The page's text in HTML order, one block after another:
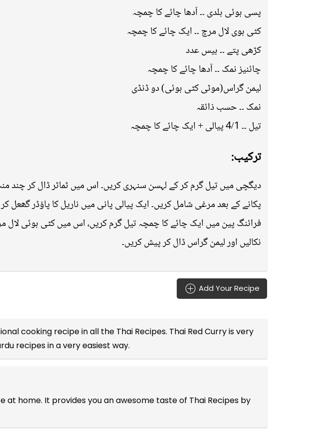
پسی ہوئی ہلدی ۔۔ آدھا چائے کا چمچہ
کٹی ہوی لال مرچ ۔۔ ایک چائے کا چمچہ
کڑھی پتے ۔۔ بیس عدد
چائنیز نمک ۔۔ آدھا چائے کا چمچہ
لیمن گراس(موٹی کٹی ہوئی) دو ڈنڈی
نمک ۔۔ حسب ذائقہ
تیل ۔۔ 4/1 پیالی + ایک چائے کا چمچہ
ترکیب:
دیگچی میں تیل گرم کر کے لہسن سنہری کریں۔ اس میں ٹماٹر ڈال کر چند
پکانے کے بعد مرغی شامل کریں۔ ایک پیالی پانی میں ناریل کا پاؤڈر
فرائنگ پین میں ایک چائے کا چمچہ تیل گرم کریں، اس میں کٹی ہوئی لال
نکالیں اور لیمن گراس ڈال کر پیش کریں۔
Add Your Recipe
cooking recipe in all the Thai Recipes. Thai Red Curry is very
recipesin a very easiest way.
at home. It provides you an awesome taste of Thai Recipes by